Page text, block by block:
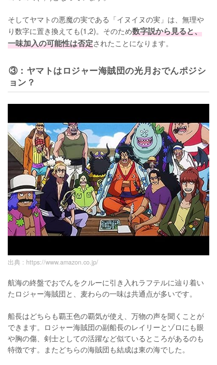
そしてヤマトの悪魔の実である「イヌイヌの実」は、無理や
り数字に置き換えても(1,2)。そのため数字説から見ると、
一味加入の可能性は否定されたことになります。
③：ヤマトはロジャー海賊団の光月おでんポジシ
ョン？
出典 : https://www.amazon.co.jp/
航海の終盤でおでんをクルーに引き入れラフテルに辿り着い
たロジャー海賊団と、麦わらの一味は共通点が多いです。
船長はどちらも覇王色の覇気が使え、万物の声を聞くことが
できます。ロジャー海賊団の副船長のレイリーとゾロにも眼
や胸の傷、剣士としての活躍など似ているところがあるのも
特徴です。またどちらの海賊団も結成は東の海でした。